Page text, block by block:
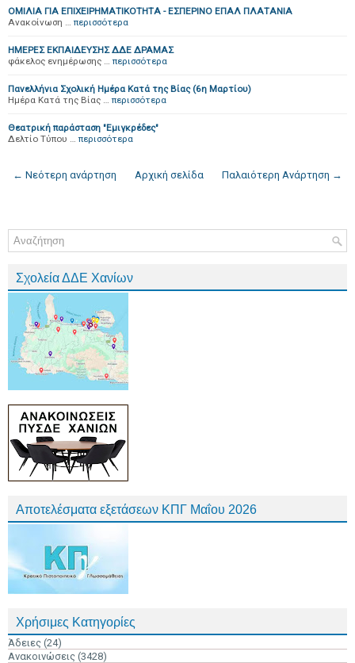
ΟΜΙΛΙΑ ΓΙΑ ΕΠΙΧΕΙΡΗΜΑΤΙΚOΤΗΤΑ - ΕΣΠΕΡΙΝΟ ΕΠΑΛ ΠΛΑΤΑΝΙΑ
Ανακοίνωση … περισσότερα
ΗΜΕΡΕΣ ΕΚΠΑΙΔΕΥΣΗΣ ΔΔΕ ΔΡΑΜΑΣ
φάκελος ενημέρωσης … περισσότερα
Πανελλήνια Σχολική Ημέρα Κατά της Βίας (6η Μαρτίου)
Ημέρα Κατά της Βίας … περισσότερα
Θεατρική παράσταση "Εμιγκρέδες"
Δελτίο Τύπου … περισσότερα
← Νεότερη ανάρτηση Παλαιότερη Ανάρτηση →
Αρχική σελίδα
Σχολεία ΔΔΕ Χανίων
Αποτελέσματα εξετάσεων ΚΠΓ Μαΐου 2026
Χρήσιμες Κατηγορίες
Άδειες (24)
Ανακοινώσεις (3428)